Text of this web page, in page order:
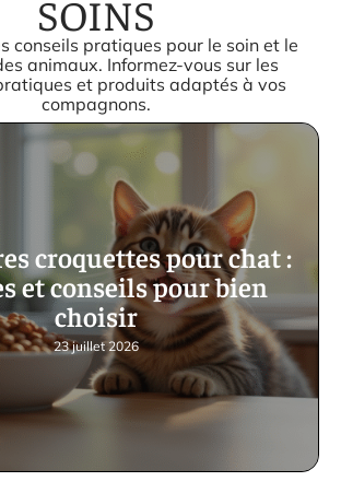
SOINS
conseils pratiques pour le soin et le
animaux. Informez-vous sur les
et produits adaptés à vos
compagnons.
croquettes pour chat :
et conseils pour bien
choisir
23 juillet 2026